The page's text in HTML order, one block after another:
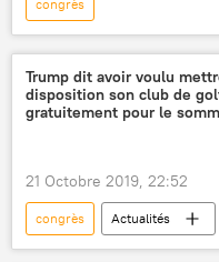
congrès
Le Congrès US envahi par
Actualités
Donald Trump
Trump dit avoir voulu
disposition son club de
gratuitement pour le
21 Octobre 2019, 22:52
congrès Actualités
Donald Trump